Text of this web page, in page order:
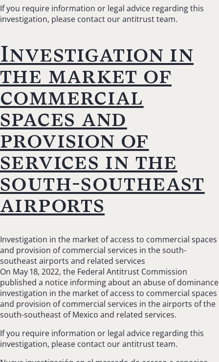
If you require information or legal advice regarding this
investigation, please contact our antitrust team.
Investigation in
the market of
commercial
spaces and
provision of
services in the
south-southeast
airports
Investigation in the market of access to commercial spaces
and provision of commercial services in the south-
southeast airports and related services
On May 18, 2022, the Federal Antitrust Commission
published a notice informing about an abuse of dominance
investigation in the market of access to commercial spaces
and provision of commercial services in the airports of the
south-southeast of Mexico and related services.
If you require information or legal advice regarding this
investigation, please contact our antitrust team.